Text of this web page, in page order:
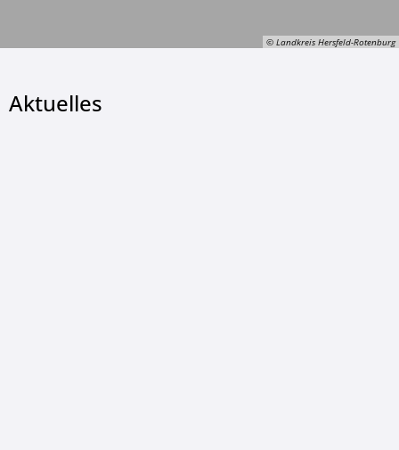
© Landkreis Hersfeld-Rotenburg
Aktuelles